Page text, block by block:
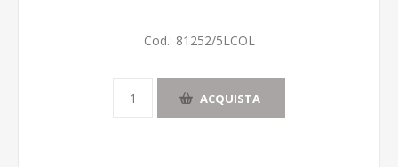
Cod.: 81252/5LCOL
ACQUISTA